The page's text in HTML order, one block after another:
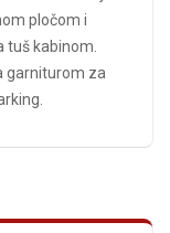
pločom i
tuš kabinom.
garniturom za